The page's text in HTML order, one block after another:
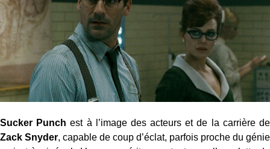
Sucker Punch est à l’image des acteurs et de la carrière de
Zack Snyder, capable de coup d’éclat, parfois proche du génie